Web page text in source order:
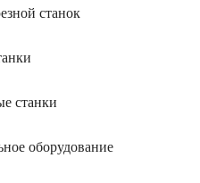
станок
станки
оборудование